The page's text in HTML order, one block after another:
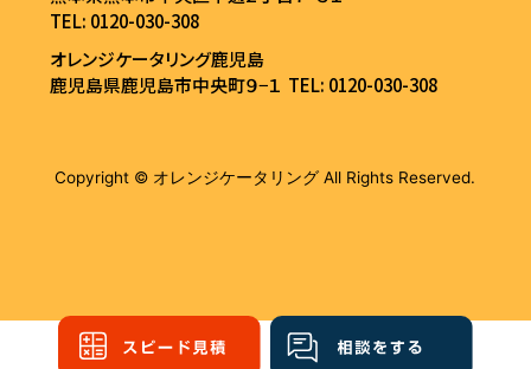
TEL: 0120-030-308
オレンジケータリング鹿児島
鹿児島県鹿児島市中央町９−１ TEL: 0120-030-308
Copyright © オレンジケータリング All Rights Reserved.